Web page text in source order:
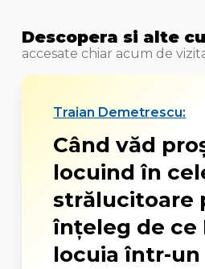
Descopera si alte
accesate chiar acum de
Traian Demetrescu:
Când văd
locuind în
strălucitoare
înțeleg de ce
locuia într-